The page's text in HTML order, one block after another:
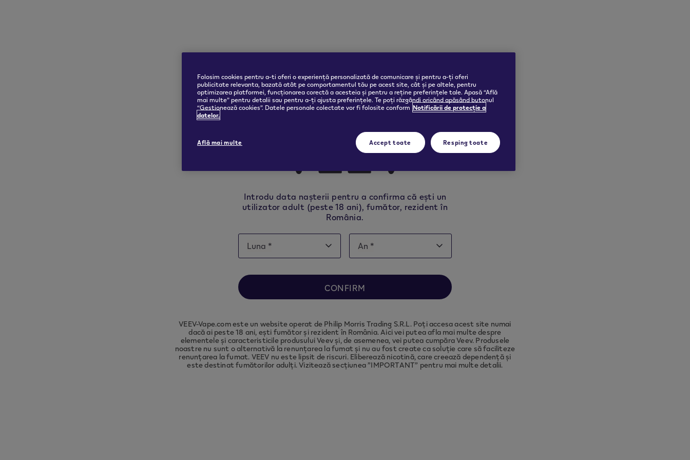
VEEV
Please note this website is intended forRomania, in order to ensure
compliance with local legal requirements we need to redirect you
to the country you are located in.
CONTINUE
Introdu data nașterii pentru a confirma că ești un
utilizator adult (peste 18 ani), fumător, rezident în
România.
Date
Luna
Luna
Luna * AnAn
An *
CONFIRM
VEEV-Vape.com este un website operat de Philip Morris Trading S.R.L. Poți accesa acest site numai
dacă ai peste 18 ani, ești fumător și rezident în România. Aici vei putea afla mai multe despre
elementele și caracteristicile produsului Veev și, de asemenea, vei putea cumpăra Veev. Produsele
noastre nu sunt o alternativă la renunțarea la fumat și nu au fost create ca soluție care să faciliteze
renunțarea la fumat. VEEV nu este lipsit de riscuri. Eliberează nicotină, care creează dependență și
este destinat fumătorilor adulți. Vizitează secțiunea ”IMPORTANT” pentru mai multe detalii.
Folosim cookies pentru a-ti oferi o experiență personalizată de comunicare și pentru a-ți oferi
publicitate relevanta, bazată atât pe comportamentul tău pe acest site, cât și pe altele, pentru
optimizarea platformei, funcționarea corectă a acesteia și pentru a reține preferințele tale. Apasă “Află
mai multe” pentru detalii sau pentru a-ți ajusta preferințele. Te poți răzgândi oricând apăsând butonul
“Gestionează cookies”. Datele personale colectate vor fi folosite conform Notificării de protecție a
datelor.
Află mai multe Accept toate Resping toate